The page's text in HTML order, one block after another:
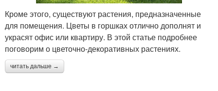
Кроме этого, существуют растения, предназначенные
для помещения. Цветы в горшках отлично дополнят и
украсят офис или квартиру. В этой статье подробнее
поговорим о цветочно-декоративных растениях.
читать дальше →